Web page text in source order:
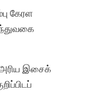
கேரள
இசைக்